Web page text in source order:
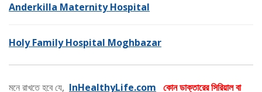
Anderkilla Maternity Hospital
Holy Family Hospital Moghbazar
মনে রাখতে হবে যে, InHealthyLife.com কোন ডাক্তারের সিরিয়াল বা